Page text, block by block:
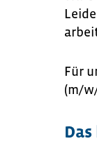
Für
(m/